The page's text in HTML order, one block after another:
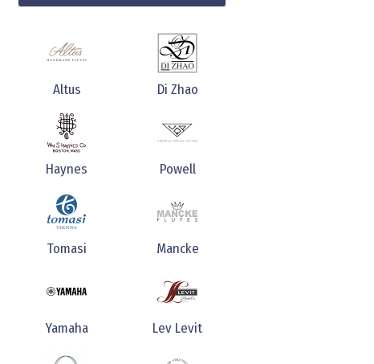
Altus Di Zhao
Haynes Powell
Tomasi Mancke
Yamaha Lev Levit